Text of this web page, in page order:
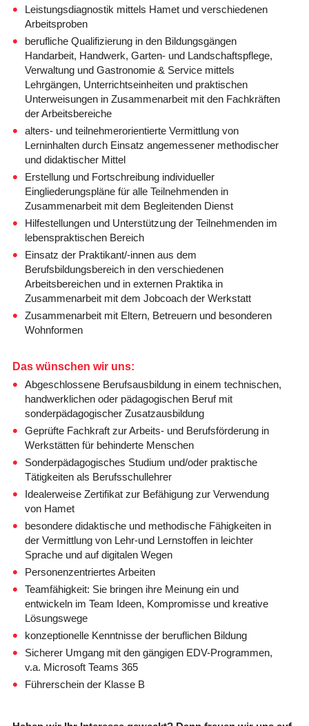
Leistungsdiagnostik mittels Hamet und verschiedenen
Arbeitsproben
berufliche Qualifizierung in den Bildungsgängen
Handarbeit, Handwerk, Garten- und Landschaftspflege,
Verwaltung und Gastronomie & Service mittels
Lehrgängen, Unterrichtseinheiten und praktischen
Unterweisungen in Zusammenarbeit mit den Fachkräften
der Arbeitsbereiche
alters- und teilnehmerorientierte Vermittlung von
Lerninhalten durch Einsatz angemessener methodischer
und didaktischer Mittel
Erstellung und Fortschreibung individueller
Eingliederungspläne für alle Teilnehmenden in
Zusammenarbeit mit dem Begleitenden Dienst
Hilfestellungen und Unterstützung der Teilnehmenden im
lebenspraktischen Bereich
Einsatz der Praktikant/-innen aus dem
Berufsbildungsbereich in den verschiedenen
Arbeitsbereichen und in externen Praktika in
Zusammenarbeit mit dem Jobcoach der Werkstatt
Zusammenarbeit mit Eltern, Betreuern und besonderen
Wohnformen
Das wünschen wir uns:
Abgeschlossene Berufsausbildung in einem technischen,
handwerklichen oder pädagogischen Beruf mit
sonderpädagogischer Zusatzausbildung
Geprüfte Fachkraft zur Arbeits- und Berufsförderung in
Werkstätten für behinderte Menschen
Sonderpädagogisches Studium und/oder praktische
Tätigkeiten als Berufsschullehrer
Idealerweise Zertifikat zur Befähigung zur Verwendung
von Hamet
besondere didaktische und methodische Fähigkeiten in
der Vermittlung von Lehr-und Lernstoffen in leichter
Sprache und auf digitalen Wegen
Personenzentriertes Arbeiten
Teamfähigkeit: Sie bringen ihre Meinung ein und
entwickeln im Team Ideen, Kompromisse und kreative
Lösungswege
konzeptionelle Kenntnisse der beruflichen Bildung
Sicherer Umgang mit den gängigen EDV-Programmen,
v.a. Microsoft Teams 365
Führerschein der Klasse B